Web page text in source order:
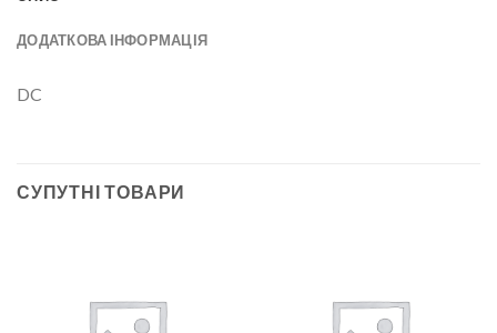
ДОДАТКОВА ІНФОРМАЦІЯ
DC
СУПУТНІ ТОВАРИ